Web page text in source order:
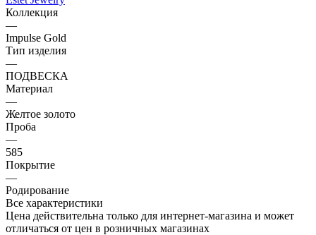
Коллекция
—
Impulse Gold
Тип изделия
—
ПОДВЕСКА
Материал
—
Желтое золото
Проба
—
585
Покрытие
—
Родирование
Все характеристики
Цена действительна только для интернет-магазина и может
отличаться от цен в розничных магазинах